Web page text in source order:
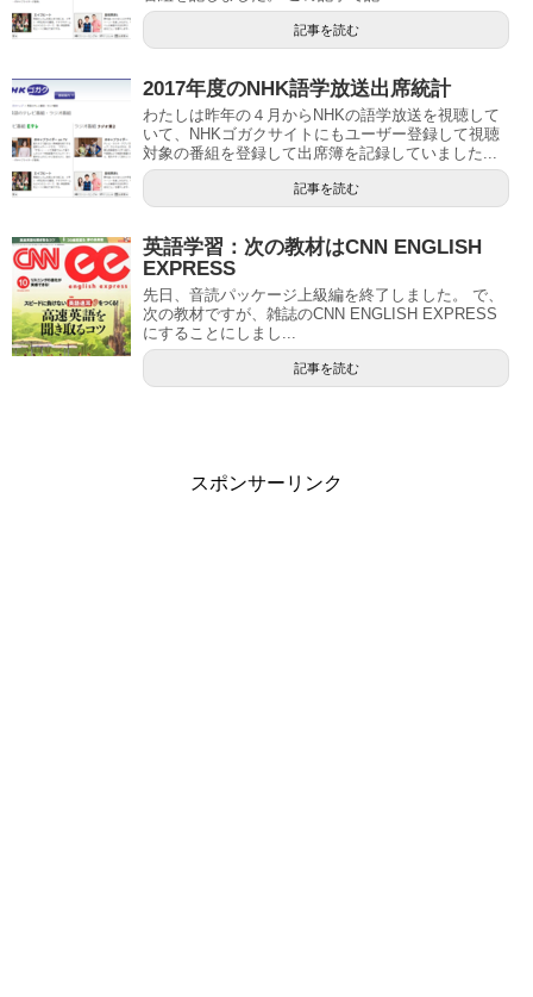
記事を読む
2017年度のNHK語学放送出席統計
わたしは昨年の４月からNHKの語学放送を視聴して
いて、NHKゴガクサイトにもユーザー登録して視聴
対象の番組を登録して出席簿を記録していました...
記事を読む
英語学習：次の教材はCNN ENGLISH
EXPRESS
先日、音読パッケージ上級編を終了しました。 で、
次の教材ですが、雑誌のCNN ENGLISH EXPRESS
にすることにしまし...
記事を読む
スポンサーリンク